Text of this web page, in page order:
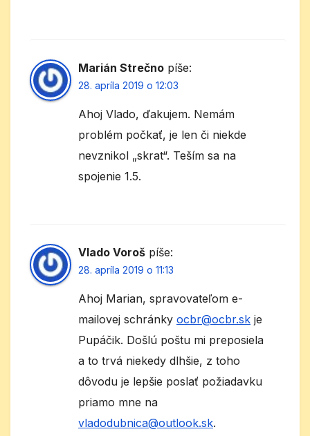
Marián Strečno píše:
28. apríla 2019 o 12:03
Ahoj Vlado, ďakujem. Nemám
problém počkať, je len či niekde
nevznikol „skrat“. Teším sa na
spojenie 1.5.
Vlado Voroš píše:
28. apríla 2019 o 11:13
Ahoj Marian, spravovateľom e-
mailovej schránky ocbr@ocbr.sk je
Pupáčik. Došlú poštu mi preposiela
a to trvá niekedy dlhšie, z toho
dôvodu je lepšie poslať požiadavku
priamo mne na
vladodubnica@outlook.sk.